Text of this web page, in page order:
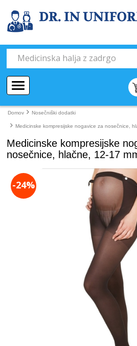
Domov Nosečniški dodatki
Medicinske kompresijske nogavice za nosečnice,
Medicinske kompresijske
nosečnice, hlačne, 12-17
-24%